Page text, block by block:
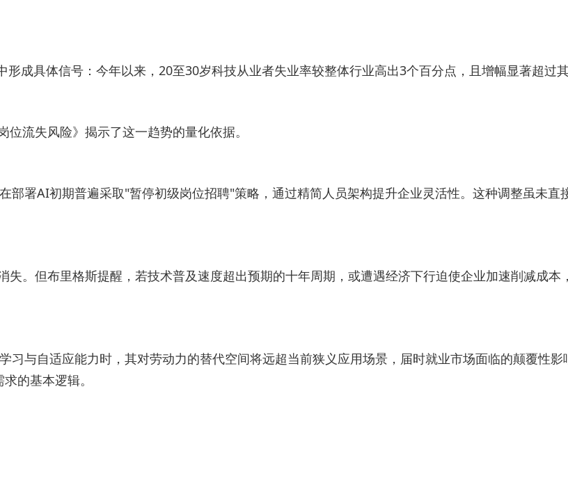
成具体信号：今年以来，20至30岁科技从业者失业率较整体行业高出3个百分点，且增幅显著超过
流失风险》揭示了这一趋势的量化依据。
部署AI初期普遍采取"暂停初级岗位招聘"策略，通过精简人员架构提升企业灵活性。这种调整虽未直
。但布里格斯提醒，若技术普及速度超出预期的十年周期，或遭遇经济下行迫使企业加速削减成本
与自适应能力时，其对劳动力的替代空间将远超当前狭义应用场景，届时就业市场面临的颠覆性影
的基本逻辑。